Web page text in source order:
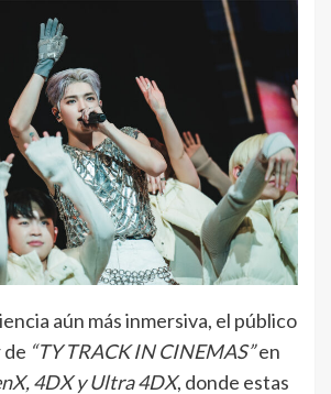
aún más inmersiva, el público
“TY TRACK IN CINEMAS”en
4DX y Ultra 4DX, donde estas